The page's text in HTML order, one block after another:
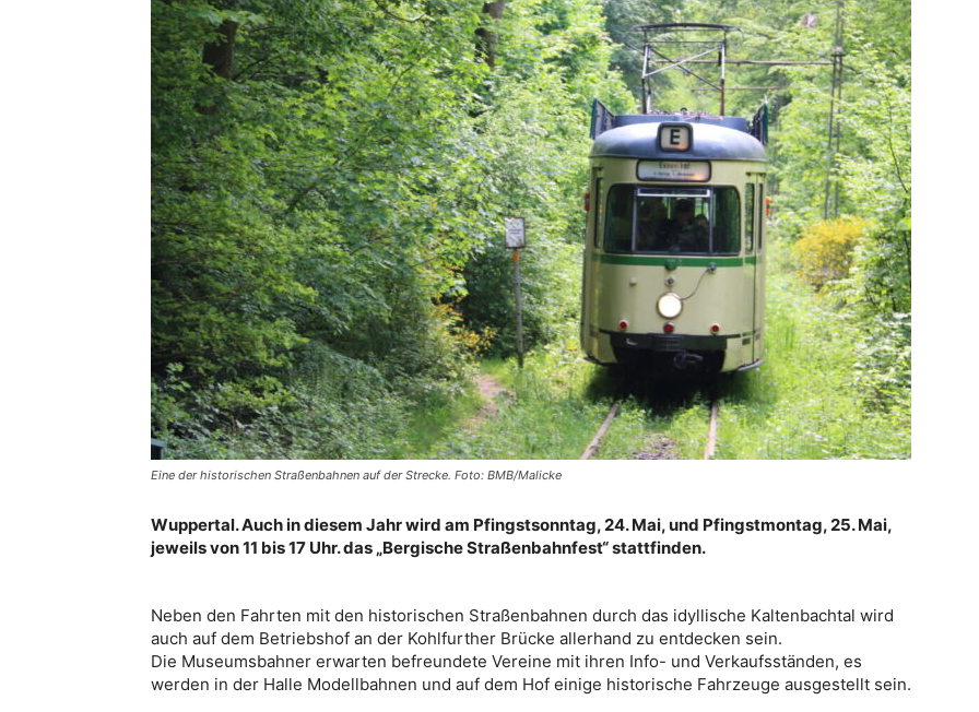
Eine der historischen Straßenbahnen auf der Strecke. Foto: BMB/Malicke
Wuppertal. Auch in diesem Jahr wird am Pfingstsonntag, 24. Mai, und Pfingstmontag, 25. Mai,
jeweils von 11 bis 17 Uhr. das „Bergische Straßenbahnfest“ stattfinden.
Neben den Fahrten mit den historischen Straßenbahnen durch das idyllische Kaltenbachtal wird
auch auf dem Betriebshof an der Kohlfurther Brücke allerhand zu entdecken sein.
Die Museumsbahner erwarten befreundete Vereine mit ihren Info- und Verkaufsständen, es
werden in der Halle Modellbahnen und auf dem Hof einige historische Fahrzeuge ausgestellt sein.